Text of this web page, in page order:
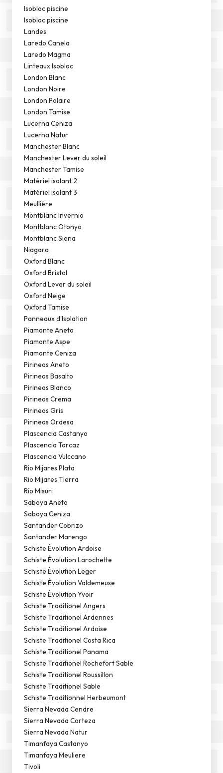
Isobloc piscine
Isobloc piscine
Landes
Laredo Canela
Laredo Magma
Linteaux Isobloc
London Blanc
London Noire
London Polaire
London Tamise
Lucerna Ceniza
Lucerna Natur
Manchester Blanc
Manchester Lever du soleil
Manchester Tamise
Matériel isolant 2
Matériel isolant 3
Meullière
Montblanc Invernio
Montblanc Otonyo
Montblanc Siena
Niagara
Oxford Blanc
Oxford Bristol
Oxford Lever du soleil
Oxford Neige
Oxford Tamise
Panneaux d'Isolation
Piamonte Aneto
Piamonte Aspe
Piamonte Ceniza
Pirineos Aneto
Pirineos Basalto
Pirineos Blanco
Pirineos Crema
Pirineos Gris
Pirineos Ordesa
Plascencia Castanyo
Plascencia Torcaz
Plascencia Vulccano
Rio Mijares Plata
Rio Mijares Tierra
Rio Misuri
Saboya Aneto
Saboya Ceniza
Santander Cobrizo
Santander Marengo
Schiste Èvolution Ardoise
Schiste Èvolution Larochette
Schiste Èvolution Leger
Schiste Èvolution Valdemeuse
Schiste Èvolution Yvoir
Schiste Traditionel Angers
Schiste Traditionel Ardennes
Schiste Traditionel Ardoise
Schiste Traditionel Costa Rica
Schiste Traditionel Panama
Schiste Traditionel Rochefort Sable
Schiste Traditionel Roussillon
Schiste Traditionel Sable
Schiste Traditionnel Herbeumont
Sierra Nevada Cendre
Sierra Nevada Corteza
Sierra Nevada Natur
Timanfaya Castanyo
Timanfaya Meuliere
Tivoli